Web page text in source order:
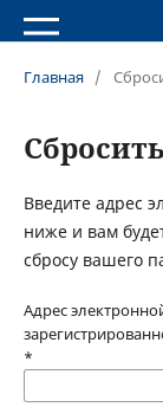
Главная /
Введите адрес
ниже и вам
сбросу вашего
Адрес
*